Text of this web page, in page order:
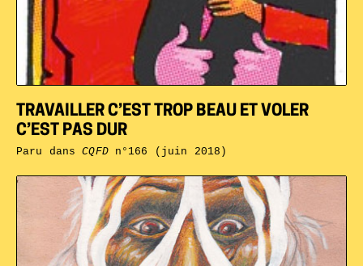
TRAVAILLER C’EST TROP BEAU ET VOLER
C’EST PAS DUR
Paru dansCQFDn°166 (juin 2018)